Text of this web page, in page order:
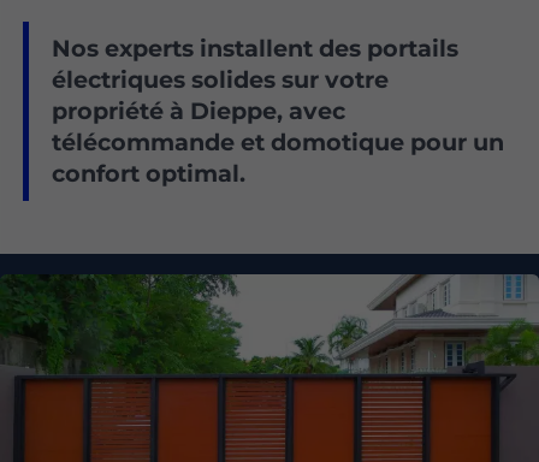
Nos experts installent des portails
électriques solides sur votre
propriété à Dieppe, avec
télécommande et domotique pour un
confort optimal.